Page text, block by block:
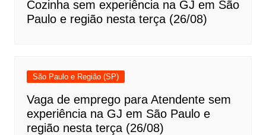
Cozinha sem experiência na GJ em São
Paulo e região nesta terça (26/08)
São Paulo e Região (SP)
Vaga de emprego para Atendente sem
experiência na GJ em São Paulo e
região nesta terça (26/08)